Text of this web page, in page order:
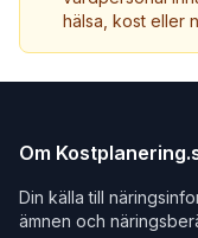
hälsa, kost eller
Om
Din källa till
ämnen och